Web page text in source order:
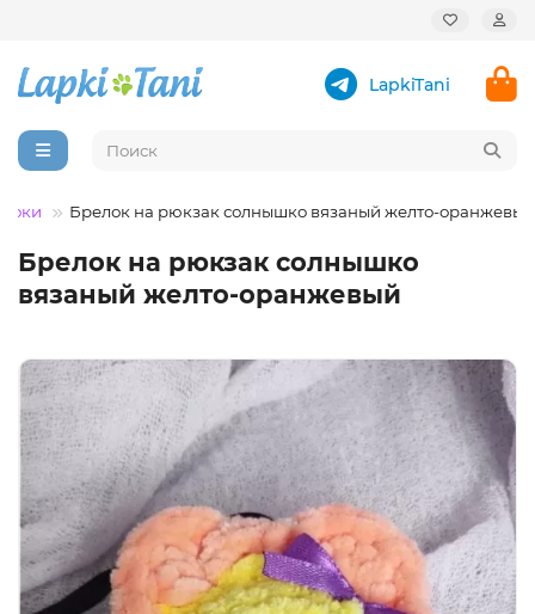
LapkiTani
Брелок на рюкзак солнышко вязаный желто-оранжевый
Брелок на рюкзак солнышко
вязаный желто-оранжевый